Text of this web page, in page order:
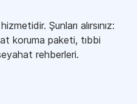
Şunları alırsınız:
koruma paketi, tıbbi
rehberleri.